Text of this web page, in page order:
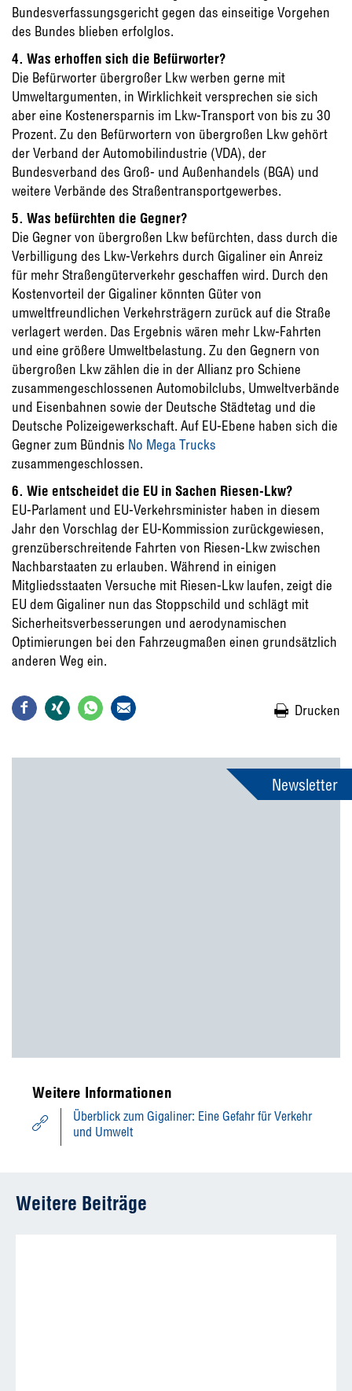
Bundesverfassungsgericht gegen das einseitige Vorgehen
des Bundes blieben erfolglos.
4. Was erhoffen sich die Befürworter?
Die Befürworter übergroßer Lkw werben gerne mit
Umweltargumenten, in Wirklichkeit versprechen sie sich
aber eine Kostenersparnis im Lkw-Transport von bis zu 30
Prozent. Zu den Befürwortern von übergroßen Lkw gehört
der Verband der Automobilindustrie (VDA), der
Bundesverband des Groß- und Außenhandels (BGA) und
weitere Verbände des Straßentransportgewerbes.
5. Was befürchten die Gegner?
Die Gegner von übergroßen Lkw befürchten, dass durch die
Verbilligung des Lkw-Verkehrs durch Gigaliner ein Anreiz
für mehr Straßengüterverkehr geschaffen wird. Durch den
Kostenvorteil der Gigaliner könnten Güter von
umweltfreundlichen Verkehrsträgern zurück auf die Straße
verlagert werden. Das Ergebnis wären mehr Lkw-Fahrten
und eine größere Umweltbelastung. Zu den Gegnern von
übergroßen Lkw zählen die in der Allianz pro Schiene
zusammengeschlossenen Automobilclubs, Umweltverbände
und Eisenbahnen sowie der Deutsche Städtetag und die
Deutsche Polizeigewerkschaft. Auf EU-Ebene haben sich die
Gegner zum Bündnis No Mega Trucks
zusammengeschlossen.
6. Wie entscheidet die EU in Sachen Riesen-Lkw?
EU-Parlament und EU-Verkehrsminister haben in diesem
Jahr den Vorschlag der EU-Kommission zurückgewiesen,
grenzüberschreitende Fahrten von Riesen-Lkw zwischen
Nachbarstaaten zu erlauben. Während in einigen
Mitgliedsstaaten Versuche mit Riesen-Lkw laufen, zeigt die
EU dem Gigaliner nun das Stoppschild und schlägt mit
Sicherheitsverbesserungen und aerodynamischen
Optimierungen bei den Fahrzeugmaßen einen grundsätzlich
anderen Weg ein.
Drucken
Newsletter
Weitere Informationen
Überblick zum Gigaliner: Eine Gefahr für Verkehr
und Umwelt
Weitere Beiträge